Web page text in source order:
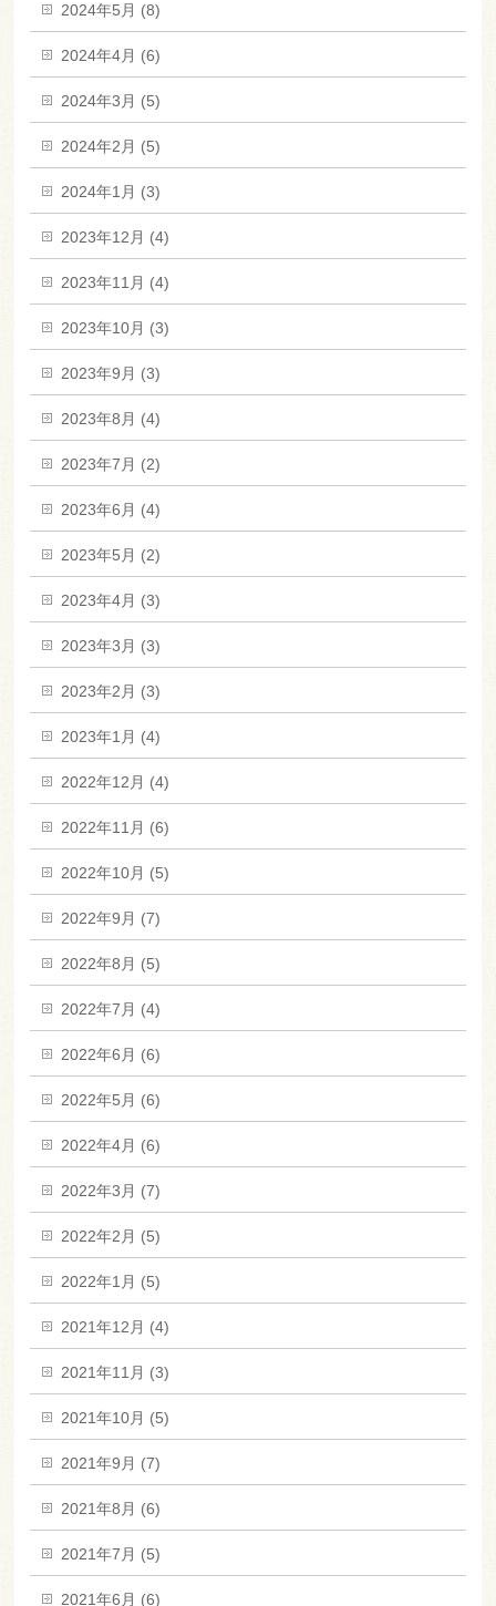
2024年5月 (8)
2024年4月 (6)
2024年3月 (5)
2024年2月 (5)
2024年1月 (3)
2023年12月 (4)
2023年11月 (4)
2023年10月 (3)
2023年9月 (3)
2023年8月 (4)
2023年7月 (2)
2023年6月 (4)
2023年5月 (2)
2023年4月 (3)
2023年3月 (3)
2023年2月 (3)
2023年1月 (4)
2022年12月 (4)
2022年11月 (6)
2022年10月 (5)
2022年9月 (7)
2022年8月 (5)
2022年7月 (4)
2022年6月 (6)
2022年5月 (6)
2022年4月 (6)
2022年3月 (7)
2022年2月 (5)
2022年1月 (5)
2021年12月 (4)
2021年11月 (3)
2021年10月 (5)
2021年9月 (7)
2021年8月 (6)
2021年7月 (5)
2021年6月 (6)